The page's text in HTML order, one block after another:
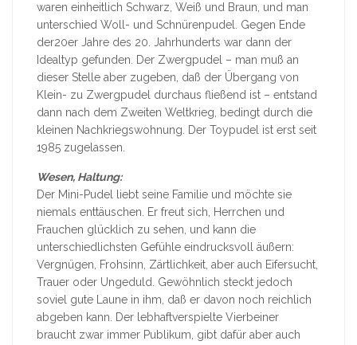
waren einheitlich Schwarz, Weiß und Braun, und man
unterschied Woll- und Schnürenpudel. Gegen Ende
der20er Jahre des 20. Jahrhunderts war dann der
Idealtyp gefunden. Der Zwergpudel – man muß an
dieser Stelle aber zugeben, daß der Übergang von
Klein- zu Zwergpudel durchaus fließend ist – entstand
dann nach dem Zweiten Weltkrieg, bedingt durch die
kleinen Nachkriegswohnung. Der Toypudel ist erst seit
1985 zugelassen.
Wesen, Haltung:
Der Mini-Pudel liebt seine Familie und möchte sie
niemals enttäuschen. Er freut sich, Herrchen und
Frauchen glücklich zu sehen, und kann die
unterschiedlichsten Gefühle eindrucksvoll äußern:
Vergnügen, Frohsinn, Zärtlichkeit, aber auch Eifersucht,
Trauer oder Ungeduld. Gewöhnlich steckt jedoch
soviel gute Laune in ihm, daß er davon noch reichlich
abgeben kann. Der lebhaftverspielte Vierbeiner
braucht zwar immer Publikum, gibt dafür aber auch